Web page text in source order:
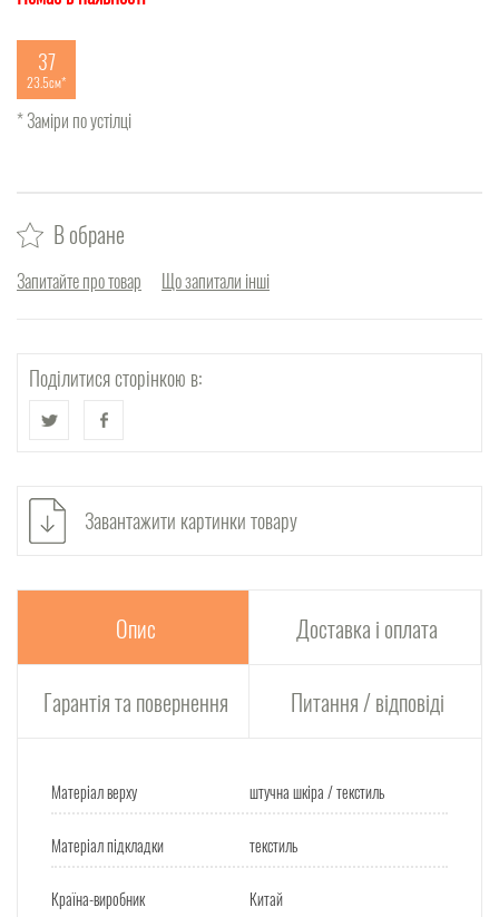
37
23.5см
* Заміри по устілці
В обране
Запитайте про товар Що запитали інші
Поділитися сторінкою в:
Завантажити картинки товару
Опис Доставка і оплата
Гарантія та повернення Питання / відповіді
Матеріал верху штучна шкіра / текстиль
Матеріал підкладки текстиль
Країна-виробник Китай